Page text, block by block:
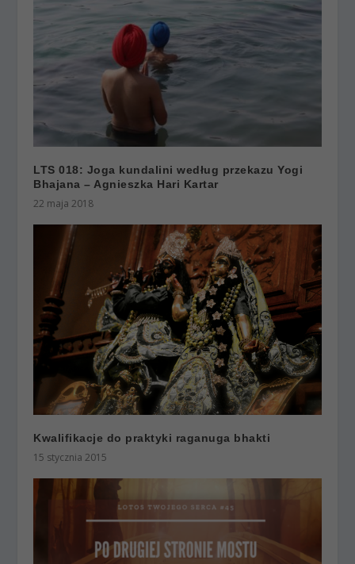
LTS 018: Joga kundalini według przekazu Yogi
Bhajana – Agnieszka Hari Kartar
22 maja 2018
Kwalifikacje do praktyki raganuga bhakti
15 stycznia 2015